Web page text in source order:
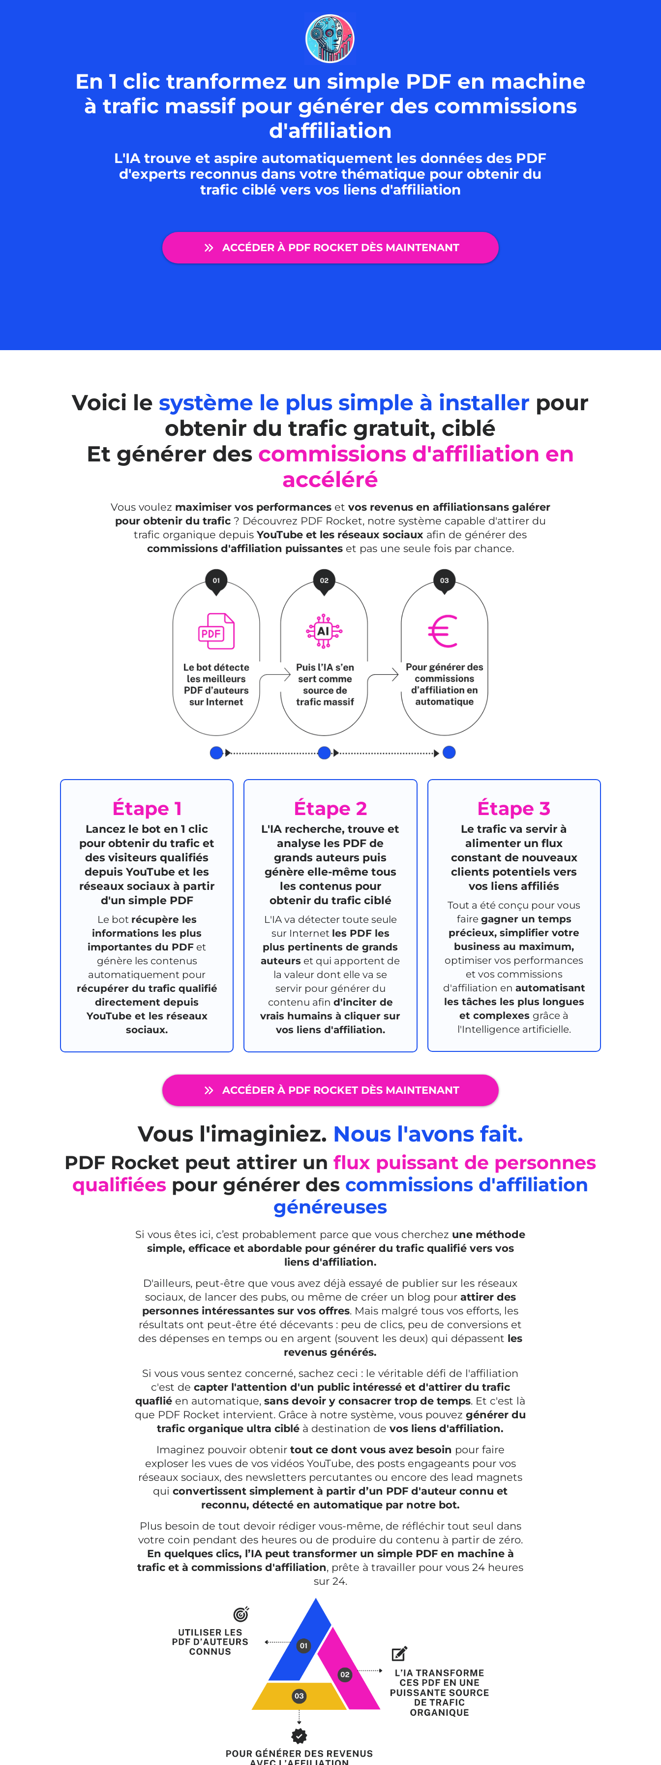
En 1 clic tranformez un simple PDF en machine
à trafic massif pour générer des commissions
d'affiliation
L'IA trouve et aspire automatiquement les données des PDF
d'experts reconnus dans votre thématique pour obtenir du
trafic ciblé vers vos liens d'affiliation
ACCÉDER À PDF ROCKET DÈS MAINTENANT
Voici le système le plus simple à installer pour
obtenir du trafic gratuit, ciblé
Et générer des commissions d'affiliation en
accéléré
Vous voulez maximiser vos performanceset vos revenus en affiliationsans galérer
pour obtenir du trafic ? Découvrez PDF Rocket, notre système capable d'attirer du
trafic organique depuisYouTube et les réseaux sociaux afin de générer des
commissions d'affiliation puissantes et pas une seule fois par chance.
Étape 1
Lancez le bot en 1 clic
pour obtenir du trafic et
des visiteurs qualifiés
depuis YouTube et les
réseaux sociaux à partir
d'un simple PDF
Le bot récupère les
informations les plus
importantes du PDF et
génère les contenus
automatiquement pour
récupérer du trafic qualifié
directement depuis
YouTube et les réseaux
sociaux.
Étape 2
L'IA recherche, trouve et
analyse les PDF de
grands auteurs puis
génère elle-même tous
les contenus pour
obtenir du trafic ciblé
L'IA va détecter toute seule
sur Internet les PDF les
plus pertinents de grands
auteurs et qui apportent de
la valeur dont elle va se
servir pour générer du
contenu afin d'inciter de
vrais humains à cliquer sur
vos liens d'affiliation.
Étape 3
Le trafic va servir à
alimenter un flux
constant de nouveaux
clients potentiels vers
vos liens affiliés
Tout a été conçu pour vous
faire gagner un temps
précieux, simplifier votre
business au maximum,
optimiser vos performances
et vos commissions
d'affiliation en automatisant
les tâches les plus longues
et complexes grâce à
l'Intelligence artificielle.
ACCÉDER À PDF ROCKET DÈS MAINTENANT
Vous l'imaginiez. Nous l'avons fait.
PDF Rocket peut attirer unflux puissant de personnes
qualifiées pour générer des commissions d'affiliation
généreuses
Si vous êtes ici, c’est probablement parce que vous cherchez une méthode
simple, efficace et abordable pour générer du trafic qualifié vers vos
liens d'affiliation.
D'ailleurs, peut-être que vous avez déjà essayé de publier sur les réseaux
sociaux, de lancer des pubs, ou même de créer un blog pour attirer des
personnes intéressantes sur vos offres. Mais malgré tous vos efforts, les
résultats ont peut-être été décevants : peu de clics, peu de conversions et
des dépenses en temps ou en argent (souvent les deux) qui dépassent les
revenus générés.
Si vous vous sentez concerné, sachez ceci : le véritable défi de l'affiliation
c'est de capter l'attention d'un public intéressé et d'attirer du trafic
quaflié en automatique, sans devoir y consacrer trop de temps. Et c'est là
que PDF Rocket intervient. Grâce à notre système, vous pouvezgénérer du
trafic organique ultra ciblé à destination de vos liens d'affiliation.
Imaginez pouvoir obtenirtout ce dont vous avez besoin pour faire
exploser les vues de vos vidéos YouTube, des posts engageants pour vos
réseaux sociaux, des newsletters percutantes ou encore des lead magnets
quiconvertissent simplement à partir d’un PDF d'auteur connu et
reconnu, détecté en automatique par notre bot.
Plus besoin de tout devoir rédiger vous-même, de réfléchir tout seul dans
votre coin pendant des heures ou de produire du contenu à partir de zéro.
En quelques clics, l’IA peut transformer un simple PDF en machine à
trafic et à commissions d'affiliation, prête à travailler pour vous 24 heures
sur 24.